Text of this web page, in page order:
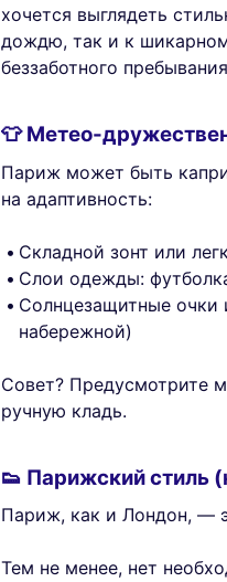
хочется выглядеть
дождю, так и к
беззаботного
👕 Метео-
Париж может быть
на адаптивность:
Складной зонт или
Слои одежды:
Солнцезащитные очки
набережной)
Совет? Предусмотрите
ручную кладь.
👟 Парижский стиль
Париж, как и Лондон, —
Тем не менее, нет